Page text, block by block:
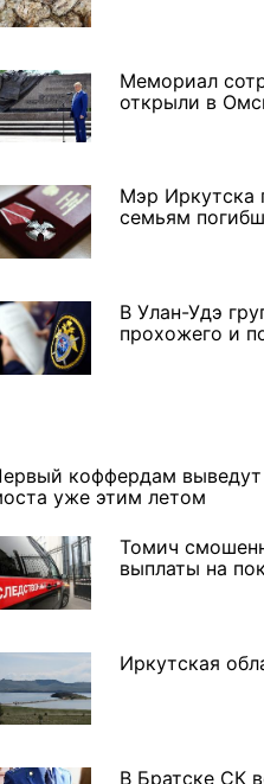
в
Авиа!"
В Иркутске
открытию новую
Мемориал
открыли в
Мэр Иркутска
семьям
В Улан-Удэ
прохожего и
коффердам выведут
уже этим летом
Томич
выплаты на
Иркутская
В Братске СК